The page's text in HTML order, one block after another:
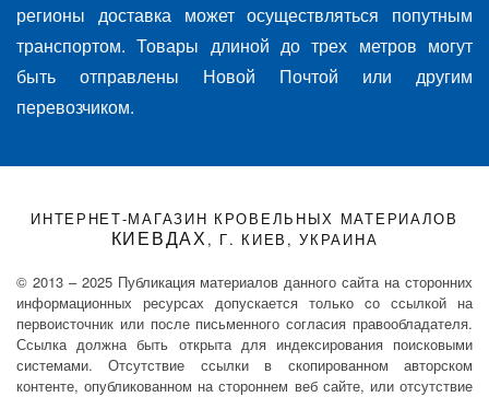
регионы доставка может осуществляться попутным
транспортом. Товары длиной до трех метров могут
быть отправлены Новой Почтой или другим
перевозчиком.
ИНТЕРНЕТ-МАГАЗИН КРОВЕЛЬНЫХ МАТЕРИАЛОВ
КИЕВДАХ , Г. КИЕВ, УКРАИНА
© 2013 – 2025 Публикация материалов данного сайта на сторонних
информационных ресурсах допускается только cо ссылкой на
первоисточник или после письменного согласия правообладателя.
Ссылка должна быть открыта для индексирования поисковыми
системами. Отсутствие ссылки в скопированном авторском
контенте, опубликованном на стороннем веб сайте, или отсутствие